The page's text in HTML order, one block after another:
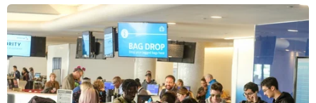
Hợp tác Nghị viện là trụ cột quan
trọng trong tổng thể quan hệ Việt
Nam-Thái Lan
04/08/2026 10:09